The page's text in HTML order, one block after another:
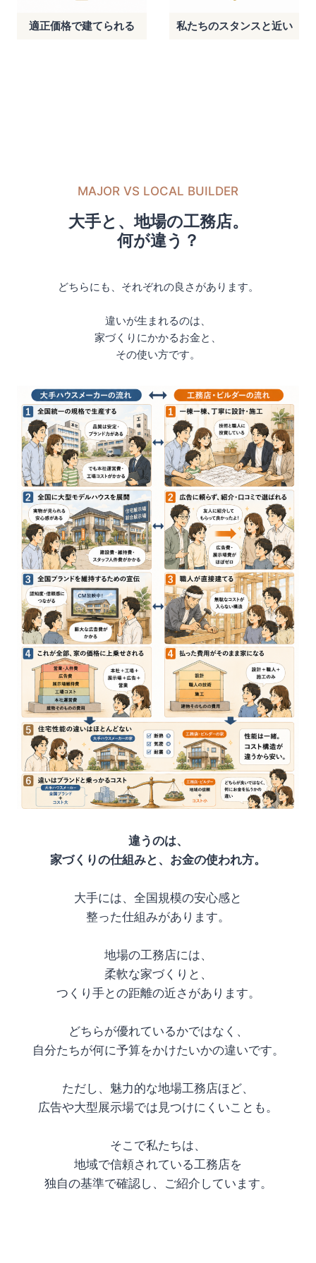
適正価格で建てられる 私たちのスタンスと近い
MAJOR VS LOCAL BUILDER
大手と、地場の工務店。
何が違う？
どちらにも、それぞれの良さがあります。
違いが生まれるのは、
家づくりにかかるお金と、
その使い方です。
違うのは、
家づくりの仕組みと、お金の使われ方。
大手には、全国規模の安心感と
整った仕組みがあります。
地場の工務店には、
柔軟な家づくりと、
つくり手との距離の近さがあります。
どちらが優れているかではなく、
自分たちが何に予算をかけたいかの違いです。
ただし、魅力的な地場工務店ほど、
広告や大型展示場では見つけにくいことも。
そこで私たちは、
地域で信頼されている工務店を
独自の基準で確認し、ご紹介しています。